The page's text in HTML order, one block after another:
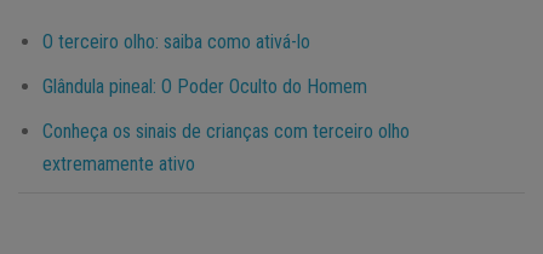
O terceiro olho: saiba como ativá-lo
Glândula pineal: O Poder Oculto do Homem
Conheça os sinais de crianças com terceiro olho
extremamente ativo